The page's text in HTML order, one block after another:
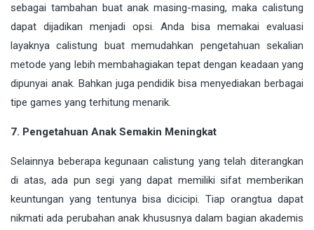
sebagai tambahan buat anak masing-masing, maka calistung
dapat dijadikan menjadi opsi. Anda bisa memakai evaluasi
layaknya calistung buat memudahkan pengetahuan sekalian
metode yang lebih membahagiakan tepat dengan keadaan yang
dipunyai anak. Bahkan juga pendidik bisa menyediakan berbagai
tipe games yang terhitung menarik.
7. Pengetahuan Anak Semakin Meningkat
Selainnya beberapa kegunaan calistung yang telah diterangkan
di atas, ada pun segi yang dapat memiliki sifat memberikan
keuntungan yang tentunya bisa dicicipi. Tiap orangtua dapat
nikmati ada perubahan anak khususnya dalam bagian akademis